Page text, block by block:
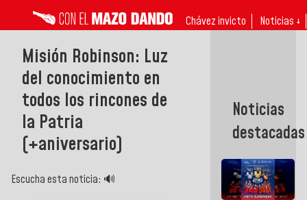
Chávez invicto Noticias ↓
Misión Robinson: Luz
del conocimiento en
todos los rincones de
la Patria
(+aniversario)
Escucha esta noticia: 🔊
Noticias
destacadas